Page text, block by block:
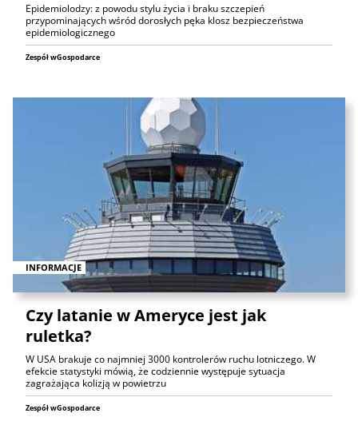
Epidemiolodzy: z powodu stylu życia i braku szczepień
przypominających wśród dorosłych pęka klosz bezpieczeństwa
epidemiologicznego
Zespół wGospodarce
INFORMACJE
Czy latanie w Ameryce jest jak
ruletka?
W USA brakuje co najmniej 3000 kontrolerów ruchu lotniczego. W
efekcie statystyki mówią, że codziennie występuje sytuacja
zagrażająca kolizją w powietrzu
Zespół wGospodarce